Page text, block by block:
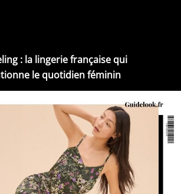
: la lingerie française qui
le quotidien féminin